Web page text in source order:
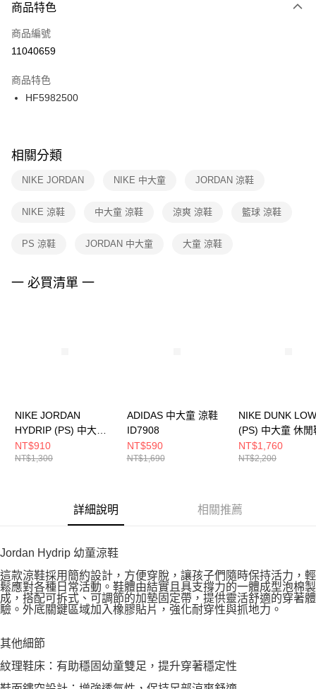
３．安心：先確認商品／服務後，再付款。
【「AFTEE先享後付」結帳流程】
１．於結帳方式選擇「AFTEE先享後付」後，將跳轉至「AFTEE先享後付」
２．訂單成立數日內，您將收到繳費通知簡訊。
３．收到繳費通知簡訊後14天內，點擊此簡訊中的連結，可透過四大超商／
ATM／網路銀行／等多元方式進行付款，方視為交易完成。
※ 交易是否成功請以「AFTEE先享後付 」之結帳頁面顯示為準，若有關於
是否繳費成功／繳費後需取消欲退款等相關疑問，請聯繫「AFTEE先享後付
客戶支援中心」 https://netprotections.freshdesk.com/support/home
１．透過由恩沛科技股份有限公司提供之「AFTEE先享後付」服務完成之交
權轉讓予恩沛科技股份有限公司。
３．未成年的使用者請事先徵得法定代理人或監護人之同意方可使用
「AFTEE先享後付」，若未經同意申辦者引起之損失，本公司不負相關責
每筆NT$100，滿NT$1,500(含以上)免運費
宅配
每筆NT$100，滿NT$1,500(含以上)免運費
付款後門市自取
每筆NT$100，滿NT$1,500(含以上)免運費
商品特色
商品編號
11040659
商品特色
HF5982500
相關分類
NIKE JORDAN NIKE 中大童 JORDAN 涼鞋
NIKE 涼鞋 中大童 涼鞋 涼爽 涼鞋 籃球 涼鞋
PS 涼鞋 JORDAN 中大童 大童 涼鞋
一 必買清單 一
NIKE JORDAN
HYDRIP (PS) 中大童
籃球鞋 HF5982002
NT$910
NT$1,300
ADIDAS 中大童 涼鞋
ID7908
NT$590
NT$1,690
NIKE DUNK LOW
(PS) 中大童 休閒
CW1588100
NT$1,760
NT$2,200
詳細說明 相關推薦
Jordan Hydrip 幼童涼鞋
這款涼鞋採用簡約設計，方便穿脫，讓孩子們隨時保持活力，輕
鬆應對各種日常活動。鞋體由結實且具支撐力的一體成型泡棉製
成，搭配可拆式、可調節的加墊固定帶，提供靈活舒適的穿著體
驗。外底關鍵區域加入橡膠貼片，強化耐穿性與抓地力。
其他細節
紋理鞋床：有助穩固幼童雙足，提升穿著穩定性